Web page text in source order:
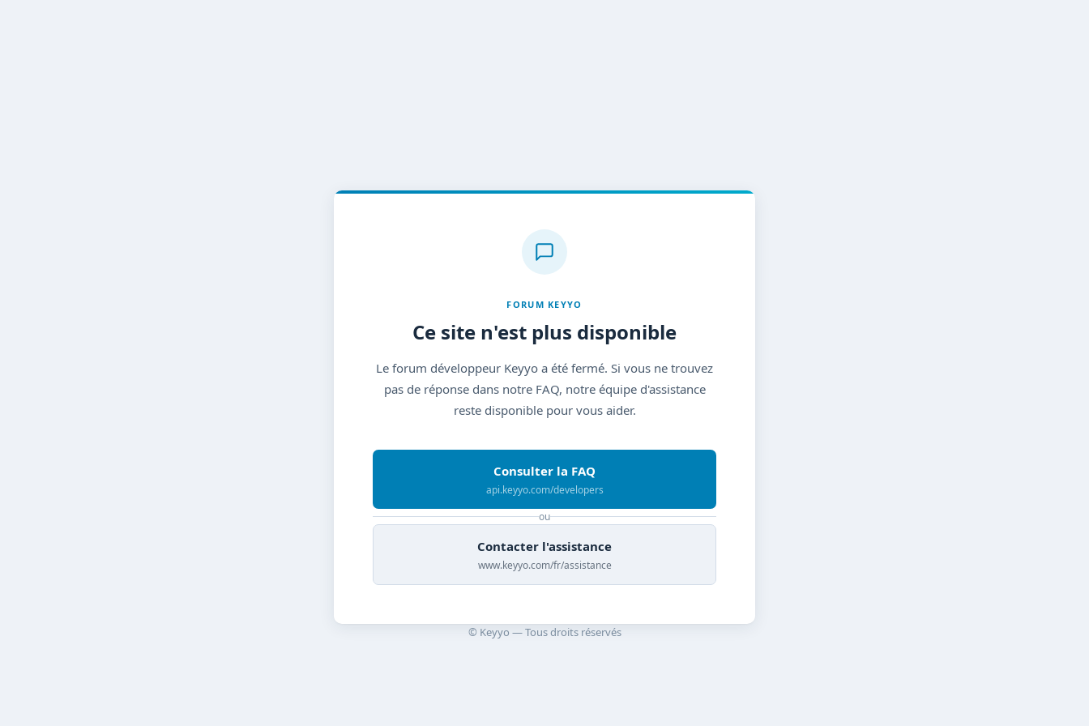
FORUM KEYYO
Ce site n'est plus disponible
Le forum développeur Keyyo a été fermé. Si vous ne trouvez
pas de réponse dans notre FAQ, notre équipe d'assistance
reste disponible pour vous aider.
Consulter la FAQ
api.keyyo.com/developers
ou
Contacter l'assistance
www.keyyo.com/fr/assistance
© Keyyo — Tous droits réservés